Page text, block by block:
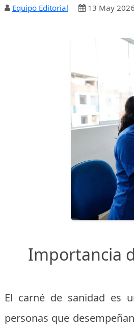
Equipo Editorial 13 May 2026
Importancia
El carné de sanidad es
personas que